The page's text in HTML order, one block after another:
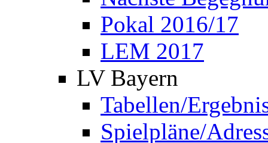
Pokal 2016/17
LEM 2017
LV Bayern
Tabellen/
Spielpläne/